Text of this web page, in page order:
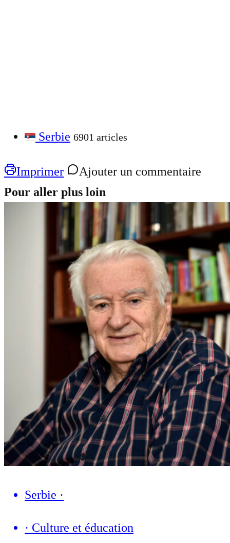
Serbie 6901 articles
Imprimer
Ajouter un commentaire
Pour aller plus loin
Serbie ·
· Culture et éducation